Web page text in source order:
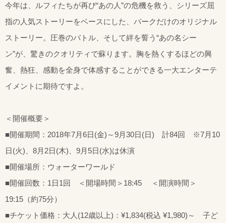
今年は、ルフィたちが再び“あの人”の危機を救う、シリーズ屈
指の人気ストーリーをベースにした、パークだけのオリジナル
ストーリー。圧巻のバトル、そして絆を誓う“あの名シー
ン”が、驚きのクオリティで蘇ります。胸を熱くするほどの興
奮、熱狂、感動を全身で体感することができる一大エンターテ
イメントに期待ですよ。
＜開催概要＞
■開催期間：2018年7月6日(金)～9月30日(日) 計84回 ※7月10
日(火)、8月2日(木)、9月5日(水)は休演
■開催場所：ウォーターワールド
■開催回数：1日1回 ＜開場時間＞18:45 ＜開演時間＞
19:15（約75分）
■チケット価格：大人(12歳以上)：¥1,834(税込 ¥1,980)～ 子ど